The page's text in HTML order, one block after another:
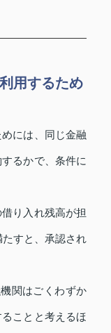
用するため
には、同じ金融
るかで、条件に
り入れ残高が担
すと、承認され
関はごくわずか
ことと考えるほ